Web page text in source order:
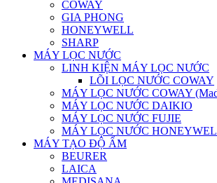
COWAY
GIA PHONG
HONEYWELL
SHARP
MÁY LỌC NƯỚC
LINH KIỆN MÁY LỌC NƯỚC
LÕI LỌC NƯỚC COWAY
MÁY LỌC NƯỚC COWAY
MÁY LỌC NƯỚC DAIKIO
MÁY LỌC NƯỚC FUJIE
MÁY LỌC NƯỚC
MÁY TẠO ĐỘ ẨM
BEURER
LAICA